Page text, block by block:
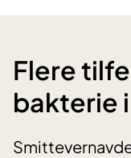
Flere
bakterie